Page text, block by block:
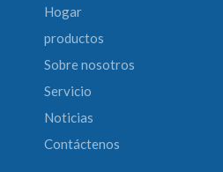
Hogar
productos
Sobre nosotros
Servicio
Noticias
Contáctenos